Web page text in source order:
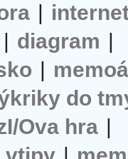
|
| diagram |
|
do
Ova hra |